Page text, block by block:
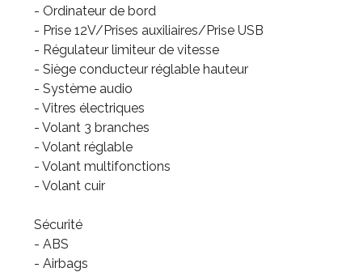
- Ordinateur de bord
- Prise 12V/Prises auxiliaires/Prise USB
- Régulateur limiteur de vitesse
- Siège conducteur réglable hauteur
- Système audio
- Vitres électriques
- Volant 3 branches
- Volant réglable
- Volant multifonctions
- Volant cuir
Sécurité
- ABS
- Airbags